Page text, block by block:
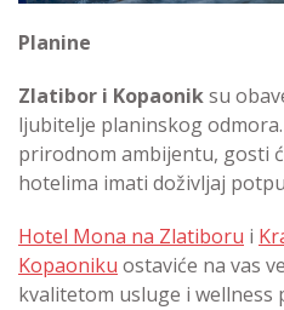
Planine
Zlatibor i Kopaoniksu
ljubitelje planinskog
prirodnom ambijentu, gosti
hotelima imati doživljaj
Hotel Mona na Zlatiboru i
Kopaoniku ostaviće na vas
kvalitetom usluge i wellness